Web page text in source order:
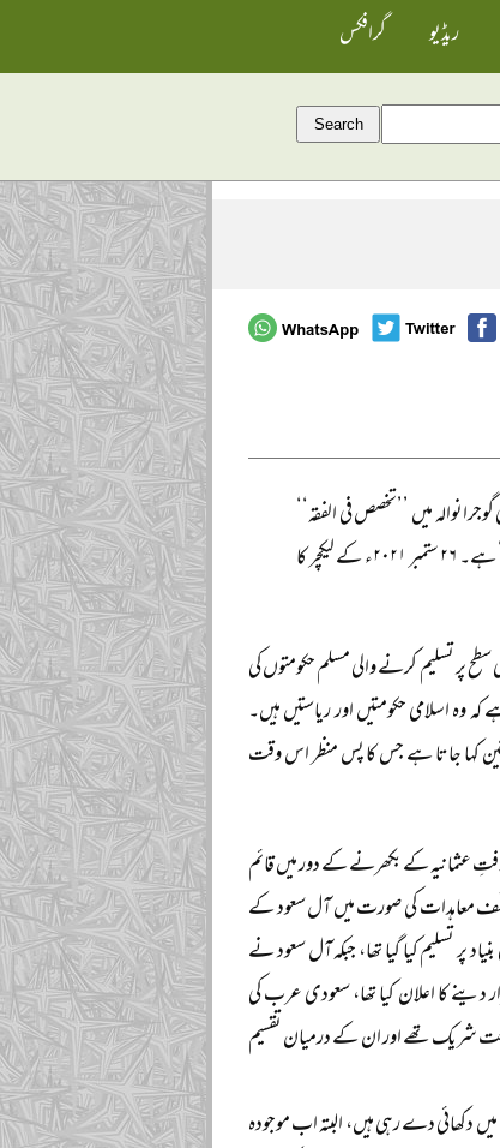
ریڈیو گرافکس
میں ’’تخصص فی الفقہ‘‘
کے طلبہ کو ہفتہ وار لیکچر دیتے ہیں، اس سال ان کے محاضرات کا عنوان ’’اسلام کا سیاسی نظام‘‘ ہے۔ ۲۶ ستمبر ۲۰۲۱ء کے لیکچر کا
پر تسلیم کرنے والی مسلم حکومتوں کی
اسلامی حکومتیں اور ریاستیں ہیں۔
کہا جاتا ہے جس کا پس منظر اس وقت
عثمانیہ کے بکھرنے کے دور میں قائم
معاہدات کی صورت میں آل سعود کے
پر تسلیم کیا گیا تھا، جبکہ آل سعود نے
دینے کا اعلان کیا تھا، سعودی عرب کی
تحت شریک تھے اور ان کے درمیان تقسیم
دے رہی ہیں، البتہ اب موجودہ